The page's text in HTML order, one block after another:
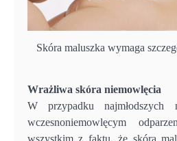
Skóra maluszka wymaga
Wrażliwa skóra niemowlęcia
W przypadku najmłodszych
wczesnoniemowlęcym
wszystkim z faktu, że skóra